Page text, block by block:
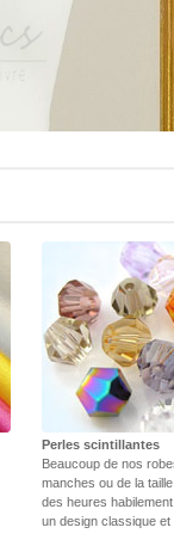
Perles scintillantes
Beaucoup de nos
manches ou de la
des heures
un design classique